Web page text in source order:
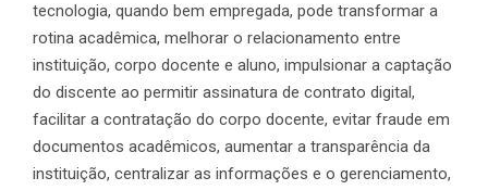
tecnologia, quando bem empregada, pode transformar a
rotina acadêmica, melhorar o relacionamento entre
instituição, corpo docente e aluno, impulsionar a captação
do discente ao permitir assinatura de contrato digital,
facilitar a contratação do corpo docente, evitar fraude em
documentos acadêmicos, aumentar a transparência da
instituição, centralizar as informações e o gerenciamento,